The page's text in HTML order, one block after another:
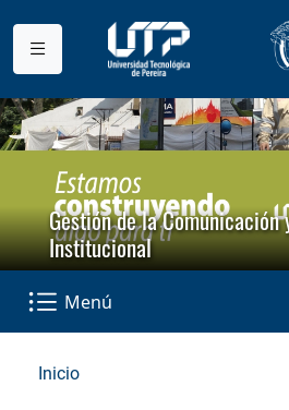
Gestión de la
Institucional
Menú
Inicio